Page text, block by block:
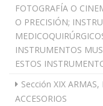
FOTOGRAFÍA O
O PRECISIÓN;
INSTRUMENTOS
ESTOS
Sección XIX ARMAS,
ACCESORIOS